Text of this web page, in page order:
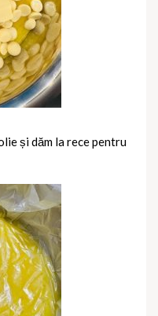
și dăm la rece pentru